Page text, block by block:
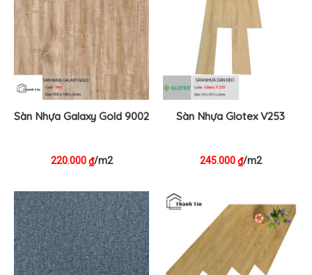
Sàn Nhựa Galaxy Gold 9002
220.000₫/m2
Sàn Nhựa Glotex V253
245.000₫/m2